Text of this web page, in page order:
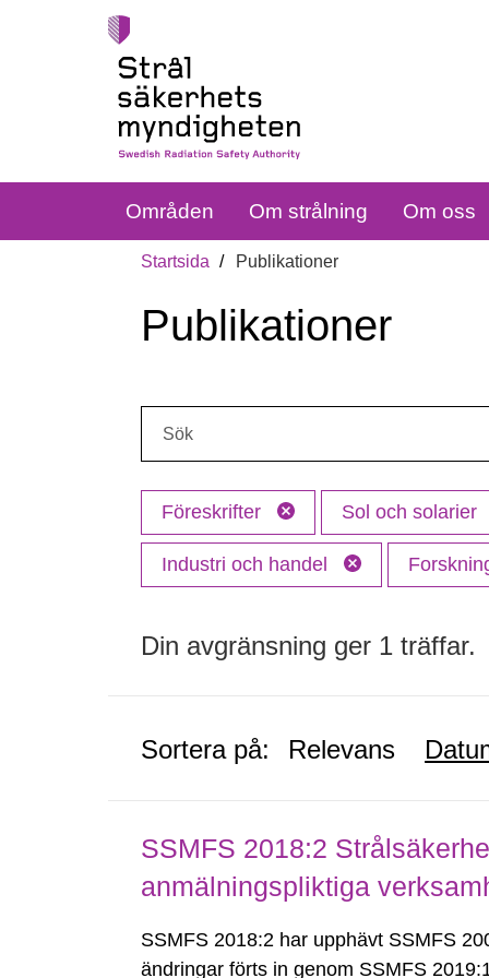
Områden Om strålning Om oss
Startsida Publikationer
Publikationer
Föreskrifter Sol och solarier
Industri och handel
Din avgränsning ger 1 träffar.
Sortera på: Relevans
SSMFS 2018:2
anmälningspliktiga
SSMFS 2018:2 har upphävt SSMFS
ändringar förts in genom SSMFS